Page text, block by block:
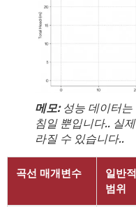
메모:성능 데이터는
침일 뿐입니다.. 실
라질 수 있습니다..
곡선 매개변수
일반
범위